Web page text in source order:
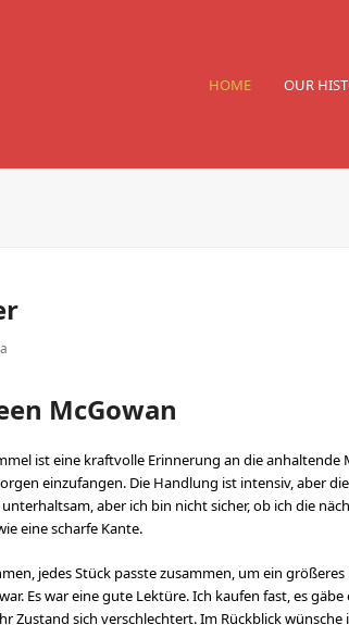
HOME OUR
McGowan
ist eine kraftvolle Erinnerung an die anhaltende
einzufangen. Die Handlung ist intensiv, aber
aber ich bin nicht sicher, ob ich die
eine scharfe Kante.
jedes Stück passte zusammen, um ein größeres
Es war eine gute Lektüre. Ich kaufen fast, es
Zustand sich verschlechtert. Im Rückblick wünsche